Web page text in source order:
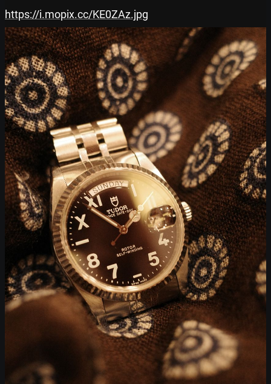
https://i.mopix.cc/KE0ZAz.jpg